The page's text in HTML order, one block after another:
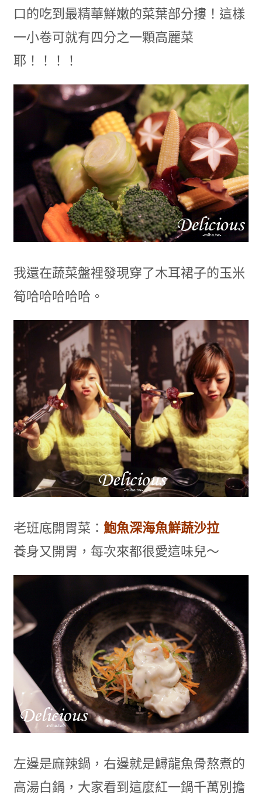
口的吃到最精華鮮嫩的菜葉部分摟！這樣
一小卷可就有四分之一顆高麗菜
耶！！！！
我還在蔬菜盤裡發現穿了木耳裙子的玉米
筍哈哈哈哈哈。
老班底開胃菜： 鮑魚深海魚鮮蔬沙拉
養身又開胃，每次來都很愛這味兒～
左邊是麻辣鍋，右邊就是鱘龍魚骨熬煮的
高湯白鍋，大家看到這麼紅一鍋千萬別擔